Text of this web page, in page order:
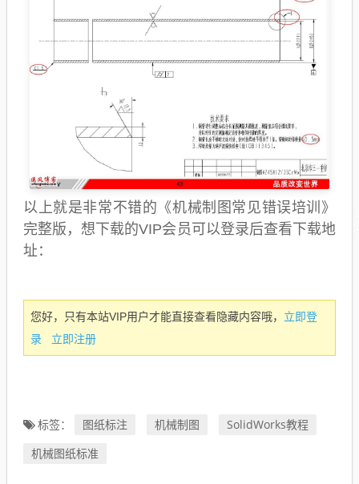
以上就是非常不错的《机械制图常见错误培训》
完整版，想下载的VIP会员可以登录后查看下载地
址：
您好，只有本站VIP用户才能直接查看隐藏内容哦， 立即登
录
立即注册
标签： 图纸标注 机械制图
SolidWorks教程
机械图纸标准